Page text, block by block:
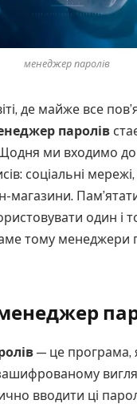
менеджер паролів
де майже все
паролів
ми входимо до
соціальні мережі,
магазини.
один і
тому менеджери
— це програма,
вводити ці